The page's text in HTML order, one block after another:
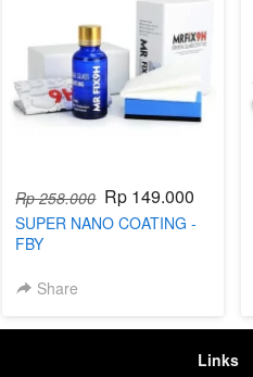
Rp 258.000 Rp 149.000
SUPER NANO COATING -
FBY
Share
Links